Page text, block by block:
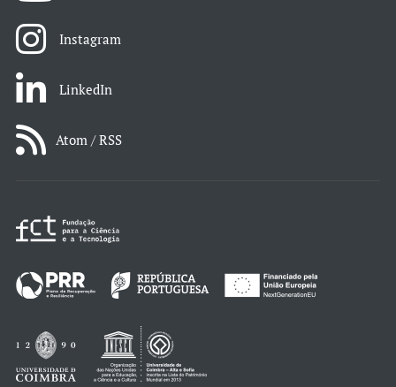
Instagram
LinkedIn
Atom / RSS